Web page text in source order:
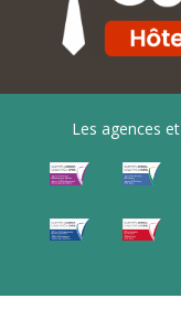
Les agences